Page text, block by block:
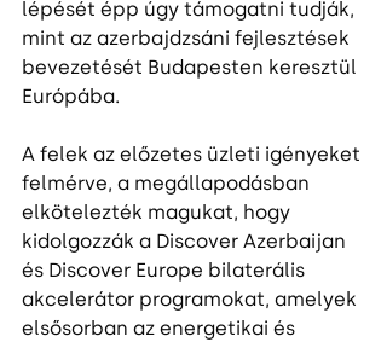
lépését épp úgy támogatni tudják,
mint az azerbajdzsáni fejlesztések
bevezetését Budapesten keresztül
Európába.
A felek az előzetes üzleti igényeket
felmérve, a megállapodásban
elkötelezték magukat, hogy
kidolgozzák a Discover Azerbaijan
és Discover Europe bilaterális
akcelerátor programokat, amelyek
elsősorban az energetikai és